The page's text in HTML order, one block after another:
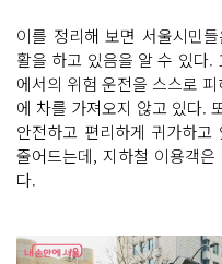
이를 정리해 보면 서울시민
활을 하고 있음을 알 수 있다.
에서의 위험 운전을 스스로
에 차를 가져오지 않고 있다.
안전하고 편리하게 귀가하
줄어드는데, 지하철 이용객
다.